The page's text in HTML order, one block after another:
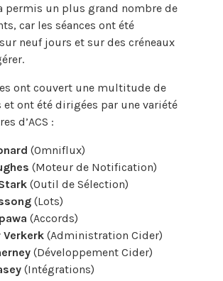
permis un plus grand nombre de
car les séances ont été
neuf jours et sur des créneaux
ont couvert une multitude de
et ont été dirigées par une variété
d’ACS :
(Omniflux)
(Moteur de Notification)
(Outil de Sélection)
(Lots)
(Accords)
Verkerk (Administration Cider)
(Développement Cider)
(Intégrations)